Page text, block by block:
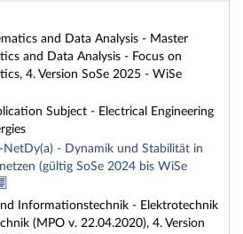
and Data Analysis - Master
and Data Analysis - Focus on
4. Version SoSe 2025 - WiSe
Subject - Electrical Engineering
NetDy(a) - Dynamik und Stabilität in
(gültig SoSe 2024 bis WiSe
Informationstechnik - Elektrotechnik
(MPO v. 22.04.2020), 4. Version